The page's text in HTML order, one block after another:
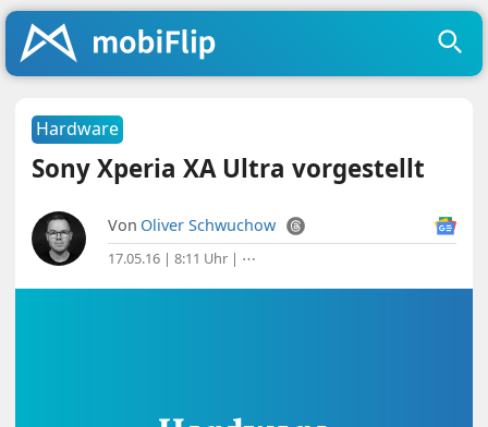
Hardware
Sony Xperia XA Ultra vorgestellt
Von Oliver Schwuchow
17.05.16 | 8:11 Uhr | ⋯